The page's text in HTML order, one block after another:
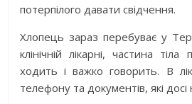
потерпілого давати свідчення.
Хлопець зараз перебуває у
клінічній лікарні, частина
ходить і важко говорить. В
телефону та документів, які